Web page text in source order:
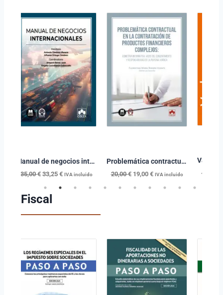
Manual de negocios internacionales
35,00€ 33,25 € IVA incluido
Problemática contractual en la contratación de productos financieros complejos
20,00€ 19,00 € IVA incluido 60,00
Fiscal